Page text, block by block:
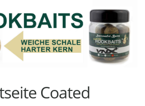
Coated